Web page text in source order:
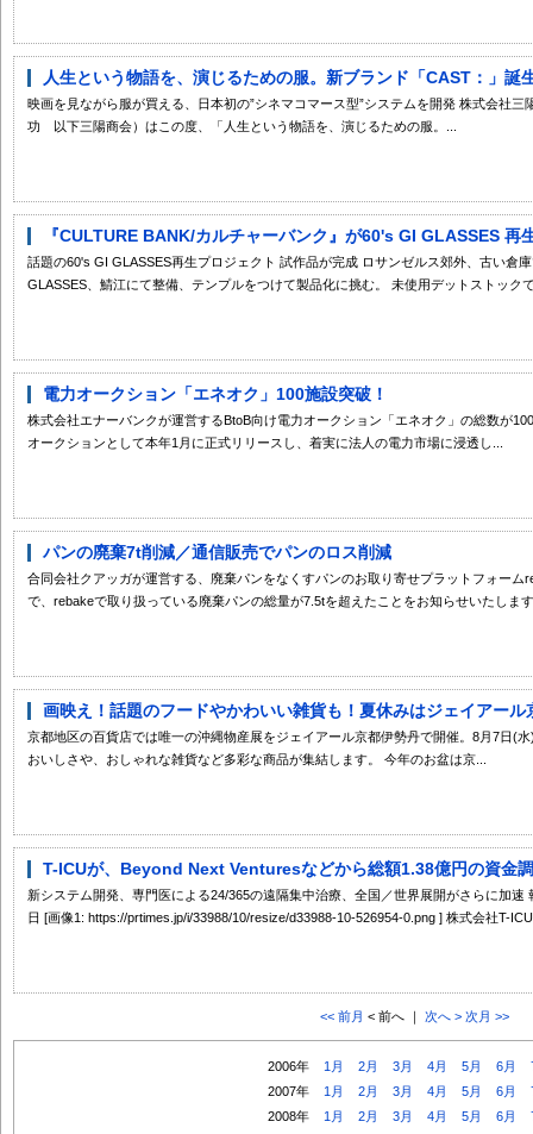
人生という物語を、演じるための服。新ブランド「CAST：」
映画を見ながら服が買える、日本初の”シネマコマース型”システムを開発 株式会社
功 以下三陽商会）はこの度、「人生という物語を、演じるための服。...
『CULTURE BANK/カルチャーバンク』が60's GI GLASSES 再
話題の60's GI GLASSES再生プロジェクト 試作品が完成 ロサンゼルス郊外、古い倉
GLASSES、鯖江にて整備、テンプルをつけて製品化に挑む。 未使用デットストック
電力オークション「エネオク」100施設突破！
株式会社エナーバンクが運営するBtoB向け電力オークション「エネオク」の総数が
オークションとして本年1月に正式リリースし、着実に法人の電力市場に浸透し...
パンの廃棄7t削減／通信販売でパンのロス削減
合同会社クアッガが運営する、廃棄パンをなくすパンのお取り寄せプラットフォーム
で、rebakeで取り扱っている廃棄パンの総量が7.5tを超えたことをお知らせいたしま
画映え！話題のフードやかわいい雑貨も！夏休みはジェイアール
京都地区の百貨店では唯一の沖縄物産展をジェイアール京都伊勢丹で開催。8月7日(
おいしさや、おしゃれな雑貨など多彩な商品が集結します。 今年のお盆は京...
T-ICUが、Beyond Next Venturesなどから総額1.38億円の資金
新システム開発、専門医による24/365の遠隔集中治療、全国／世界展開がさらに加
日 [画像1: https://prtimes.jp/i/33988/10/resize/d33988-10-526954-0.png ] 株式会社T-
<< 前月 < 前へ ｜ 次へ > 次月 >>
2006年 1月 2月 3月 4月 5月 6月
2007年
1月 2月 3月 4月 5月 6月
2008年
1月 2月 3月 4月 5月 6月